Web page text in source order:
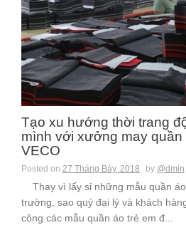
Tạo xu hướng thời trang
mình với xưởng may quần
VECO
Posted on 27 Tháng Bảy, 2018 by @dmin
Thay vì lấy sỉ những mẫu quần
trường, sao quý đại lý và khách
công các mẫu quần áo trẻ em đ...